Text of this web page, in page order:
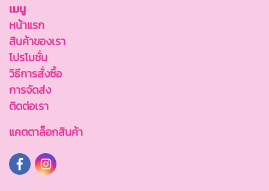
เมนู
หน้าแรก
สินค้าของเรา
โปรโมชั่น
วิธีการสั่งซื้อ
การจัดส่ง
ติดต่อเรา
แคตตาล็อกสินค้า